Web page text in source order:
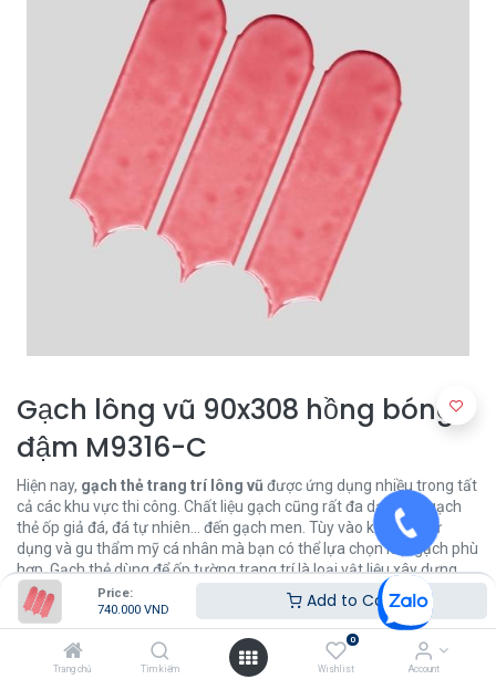
Price:
740.000 VND Add to Cart
Trang chủ Tìm kiếm
0
Wishlist Account
Gạch lông vũ 90x308 hồng bóng
đậm M9316-C
Hiện nay, gạch thẻ trang trí lông vũ được ứng dụng nhiều trong tất
cả các khu vực thi công. Chất liệu gạch cũng rất đa dạng, từ gạch
thẻ ốp giả đá, đá tự nhiên... đến gạch men. Tùy vào khu vực sử
dụng và gu thẩm mỹ cá nhân mà bạn có thể lựa chọn loại gạch phù
hợp. Gạch thẻ dùng để ốp tường trang trí là loại vật liệu xây dựng
cao cấp, được sản xuất từ bột đá kết hợp với đất sét và các phụ gia
khác. Có nhiều kích thước khác nhau, được phủ men bóng đẹp nên
được các chủ nhà ưa chuộng, tin dùng cho các không gian nhà bếp,
phòng tắm, quán cafe,...